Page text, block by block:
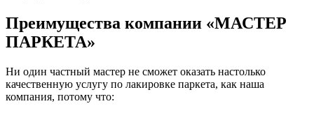
Преимущества компании «МАСТЕР
ПАРКЕТА»
Ни один частный мастер не сможет оказать настолько
качественную услугу по лакировке паркета, как наша
компания, потому что: